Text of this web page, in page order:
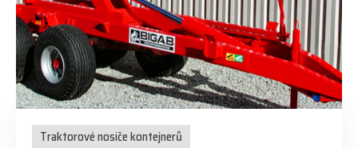
Traktorové nosiče kontejnerů